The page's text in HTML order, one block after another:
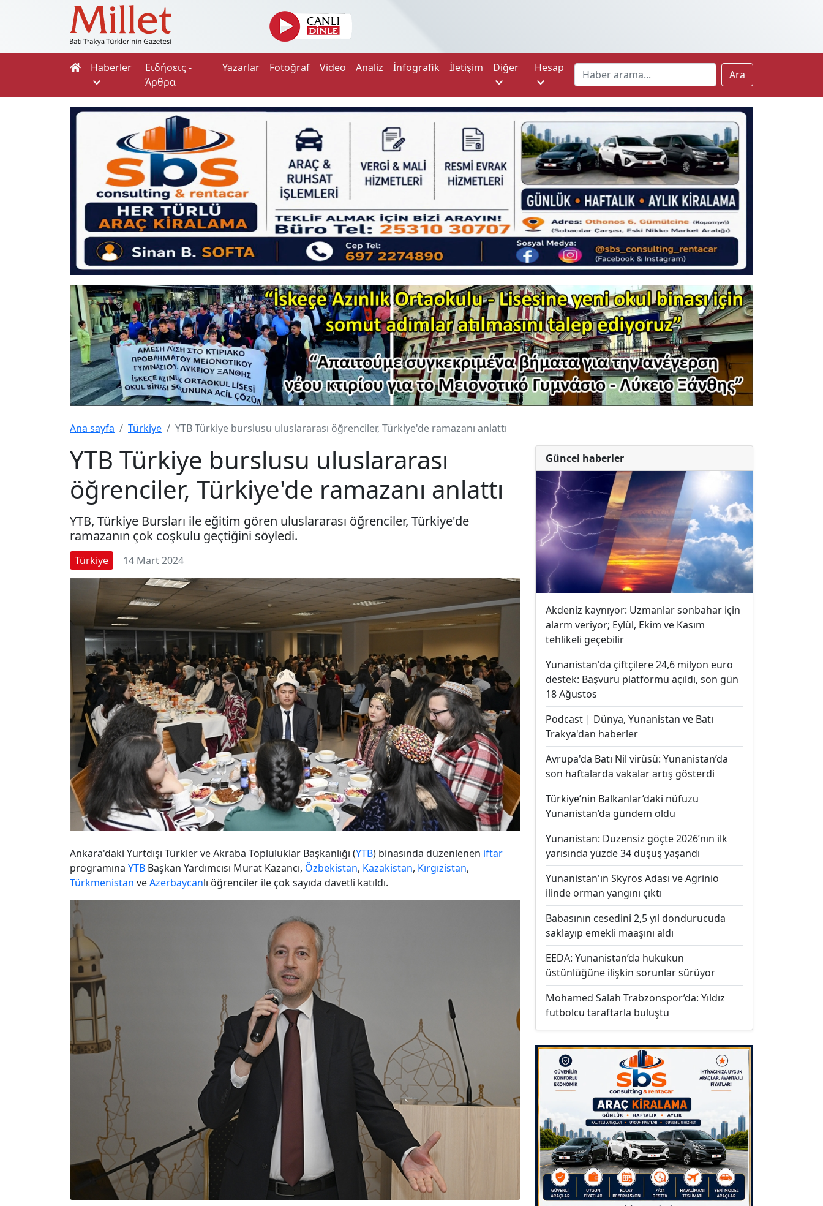
Haberler
Ειδήσεις -
Άρθρα
Yazarlar Fotoğraf Video Analiz İnfografik İletişim Diğer Hesap
Ara
Ana sayfa Türkiye YTB Türkiye burslusu uluslararası öğrenciler, Türkiye'de ramazanı anlattı
YTB Türkiye burslusu uluslararası
öğrenciler, Türkiye'de ramazanı anlattı
YTB, Türkiye Bursları ile eğitim gören uluslararası öğrenciler, Türkiye'de
ramazanın çok coşkulu geçtiğini söyledi.
Türkiye 14 Mart 2024
Ankara'daki Yurtdışı Türkler ve Akraba Topluluklar Başkanlığı (YTB) binasında düzenlenen iftar
programına YTB Başkan Yardımcısı Murat Kazancı, Özbekistan, Kazakistan, Kırgızistan,
Türkmenistan veAzerbaycanlı öğrenciler ile çok sayıda davetli katıldı.
Güncel haberler
Akdeniz kaynıyor: Uzmanlar sonbahar için
alarm veriyor; Eylül, Ekim ve Kasım
tehlikeli geçebilir
Yunanistan'da çiftçilere 24,6 milyon euro
destek: Başvuru platformu açıldı, son gün
18 Ağustos
Podcast | Dünya, Yunanistan ve Batı
Trakya'dan haberler
Avrupa'da Batı Nil virüsü: Yunanistan’da
son haftalarda vakalar artış gösterdi
Türkiye’nin Balkanlar’daki nüfuzu
Yunanistan’da gündem oldu
Yunanistan: Düzensiz göçte 2026’nın ilk
yarısında yüzde 34 düşüş yaşandı
Yunanistan'ın Skyros Adası ve Agrinio
ilinde orman yangını çıktı
Babasının cesedini 2,5 yıl dondurucuda
saklayıp emekli maaşını aldı
EEDA: Yunanistan’da hukukun
üstünlüğüne ilişkin sorunlar sürüyor
Mohamed Salah Trabzonspor’da: Yıldız
futbolcu taraftarla buluştu